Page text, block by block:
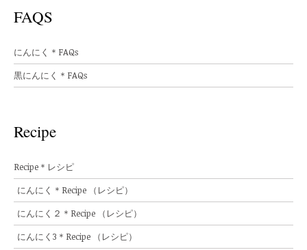
FAQS
にんにく＊FAQs
黒にんにく＊FAQs
Recipe
Recipe＊レシピ
にんにく＊Recipe （レシピ）
にんにく２＊Recipe （レシピ）
にんにく3＊Recipe （レシピ）